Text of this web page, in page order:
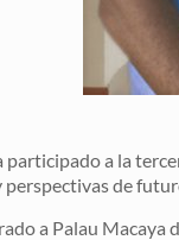
participado a la
de
a Palau Macaya